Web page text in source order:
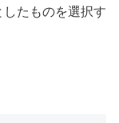
たものを選択す